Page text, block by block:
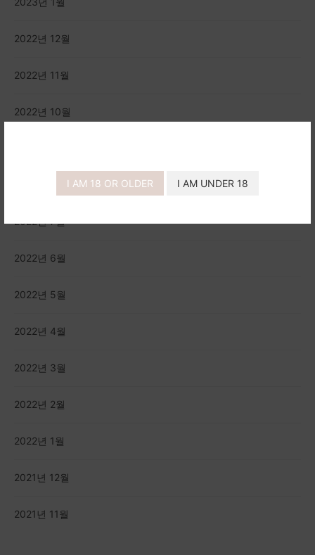
I AM 18 OR OLDER I AM UNDER 18
2022년 12월
2022년 11월
2022년 10월
2022년 7월
2022년 6월
2022년 5월
2022년 4월
2022년 3월
2022년 2월
2022년 1월
2021년 12월
2021년 11월